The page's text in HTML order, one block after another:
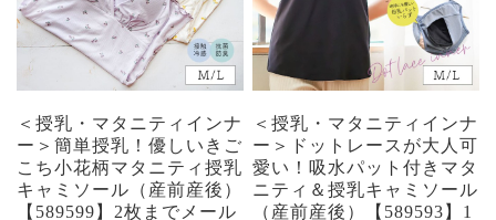
＜授乳・マタニティインナ
ー＞簡単授乳！優しいきご
こち小花柄マタニティ授乳
キャミソール（産前産後）
【589599】2枚までメール
＜授乳・マタニティインナ
ー＞ドットレースが大人可
愛い！吸水パット付きマタ
ニティ＆授乳キャミソール
（産前産後）【589593】1